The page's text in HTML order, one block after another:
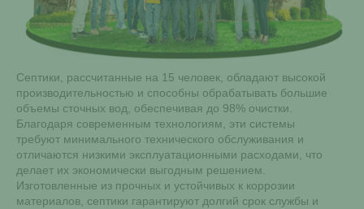
Септики, рассчитанные на 15 человек, обладают высокой
производительностью и способны обрабатывать большие
объемы сточных вод, обеспечивая до 98% очистки.
Благодаря современным технологиям, эти системы
требуют минимального технического обслуживания и
отличаются низкими эксплуатационными расходами, что
делает их экономически выгодным решением.
Изготовленные из прочных и устойчивых к коррозии
материалов, септики гарантируют долгий срок службы и